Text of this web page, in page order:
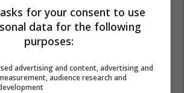
for your consent to use
data for the following
purposes:
advertising and content, advertising and
audience research and